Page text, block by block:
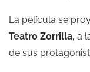
La película se
Teatro Zorrilla, a
de sus